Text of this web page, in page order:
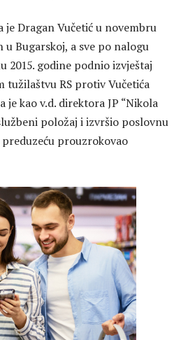
Dragan Vučetić u novembru
u Bugarskoj, a sve po nalogu
2015. godine podnio izvještaj
tužilaštvu RS protiv Vučetića
je kao v.d. direktora JP “Nikola
položaj i izvršio poslovnu
prouzrokovao